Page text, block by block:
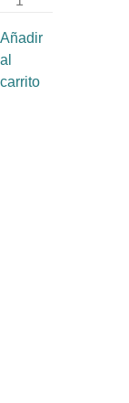
Añadir
al
carrito